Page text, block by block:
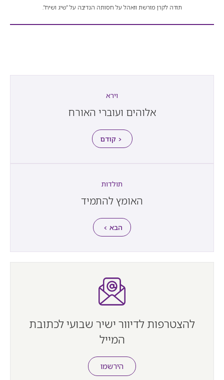
תודה לקרן מורשת וואהל על חסותה הנדיבה על "שיג ושיח".
וירא
אלוהים ועוברי האורח
< קודם
תולדות
האומץ להתמיד
הבא >
להצטרפות לדיוור ישיר שבועי לכתובת
המייל
הירשמו